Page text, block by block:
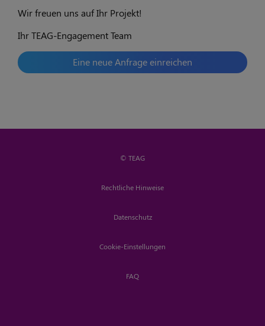
Wir freuen uns auf Ihr Projekt!
Ihr TEAG-Engagement Team
Eine neue Anfrage einreichen
© TEAG
Rechtliche Hinweise
Datenschutz
Cookie-Einstellungen
FAQ